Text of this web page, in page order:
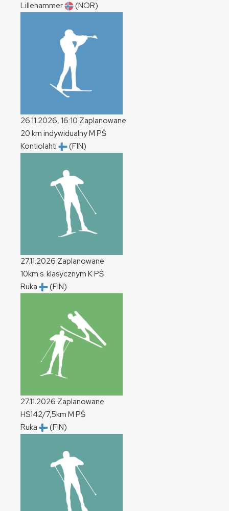
Lillehammer
(NOR)
26.11.2026, 16:10 Zaplanowane
20 km indywidualnyM PŚ
Kontiolahti
(FIN)
27.11.2026 Zaplanowane
10km s. klasycznym KPŚ
Ruka
(FIN)
27.11.2026 Zaplanowane
HS142/7,5km M PŚ
Ruka
(FIN)